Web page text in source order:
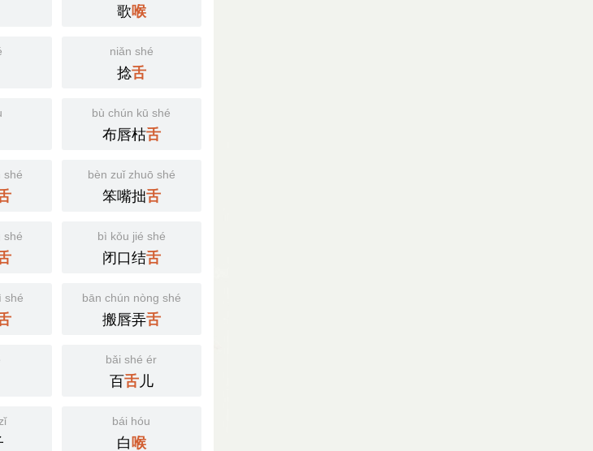
歌喉
niǎn shé
捻舌
bù chún kū shé
布唇枯舌
shé bèn zuǐ zhuō shé
笨嘴拙舌
shé bì kǒu jié shé
闭口结舌
shé bān chún nòng shé
搬唇弄舌
bǎi shé ér
百舌儿
bái hóu
白喉